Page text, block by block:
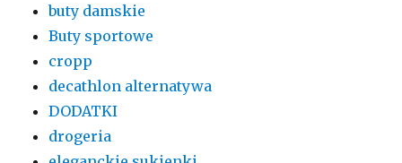
buty damskie
Buty sportowe
cropp
decathlon alternatywa
DODATKI
drogeria